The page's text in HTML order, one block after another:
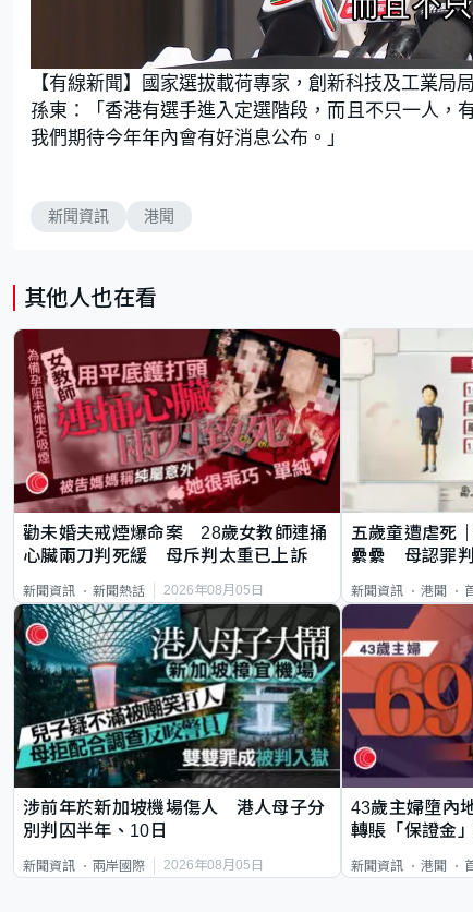
n
m
u
t
e
【有線新聞】國家選拔載荷專家，創新科技及工業局
孫東：「香港有選手進入定選階段，而且不只一人，
我們期待今年年內會有好消息公布。」
新聞資訊 港聞
其他人也在看
勸未婚夫戒煙爆命案 28歲女教師連捅
心臟兩刀判死緩 母斥判太重已上訴
新聞資訊 新聞熱話 2026年08月05日
五歲童遭虐死
纍纍 母認罪
新聞資訊 港聞
涉前年於新加坡機場傷人 港人母子分
別判囚半年、10日
新聞資訊 兩岸國際 2026年08月05日
43歲主婦墮內
轉賬「保證金
新聞資訊 港聞